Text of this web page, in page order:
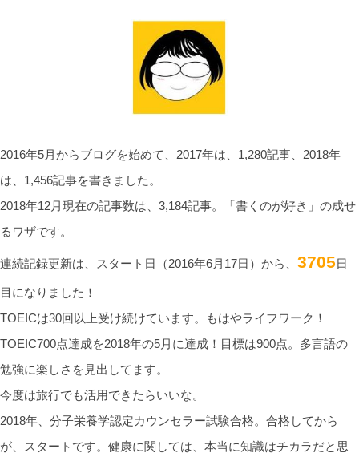
2016年5月からブログを始めて、2017年は、1,280記事、2018年
は、1,456記事を書きました。
2018年12月現在の記事数は、3,184記事。「書くのが好き」の成せ
るワザです。
連続記録更新は、スタート日（2016年6月17日）から、 3705日
目になりました！
TOEICは30回以上受け続けています。もはやライフワーク！
TOEIC700点達成を2018年の5月に達成！目標は900点。多言語の
勉強に楽しさを見出してます。
今度は旅行でも活用できたらいいな。
2018年、分子栄養学認定カウンセラー試験合格。合格してから
が、スタートです。健康に関しては、本当に知識はチカラだと思